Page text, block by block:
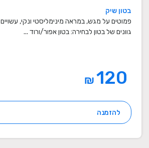
בטון שיק
פמוטים על מגש, במראה מינימליסטי ונקי,
גוונים של בטון לבחירה: בטון אפור/ורוד ...
₪
להזמנה